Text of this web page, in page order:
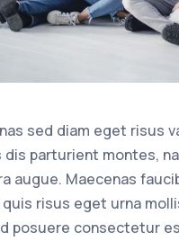
sed diam eget risus
dis parturient montes,
augue. Maecenas
quis risus eget urna
posuere consectetur